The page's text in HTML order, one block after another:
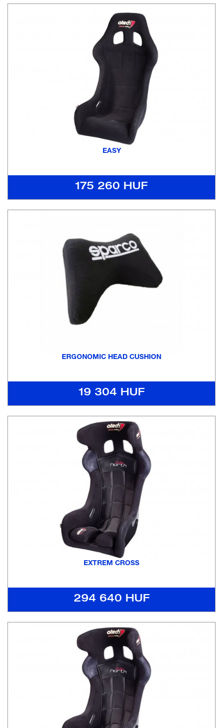
EASY
175 260 HUF
ERGONOMIC HEAD CUSHION
19 304 HUF
EXTREM CROSS
294 640 HUF